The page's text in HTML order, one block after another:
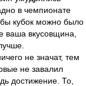
в чемпионате
кубок можно было
ваша вкусовщина,
не значат, тем
не завалил
достижение. То,